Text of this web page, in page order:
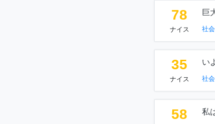
78
ナイス
巨
社会
35
ナイス
い
社会
58 私